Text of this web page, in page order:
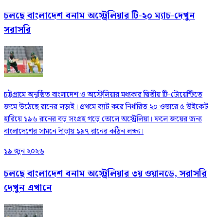
চলছে বাংলাদেশ বনাম অস্ট্রেলিয়ার টি-২০ ম্যাচ-দেখুন
সরাসরি
চট্টগ্রামে অনুষ্ঠিত বাংলাদেশ ও অস্ট্রেলিয়ার মধ্যকার দ্বিতীয় টি-টোয়েন্টিতে
জমে উঠেছে রানের লড়াই। প্রথমে ব্যাট করে নির্ধারিত ২০ ওভারে ৫ উইকেট
হারিয়ে ১৯৬ রানের বড় সংগ্রহ গড়ে তোলে অস্ট্রেলিয়া। ফলে জয়ের জন্য
বাংলাদেশের সামনে দাঁড়ায় ১৯৭ রানের কঠিন লক্ষ্য।
১৯ জুন ২০২৬
চলছে বাংলাদেশ বনাম অস্ট্রেলিয়ার ৩য় ওয়ানডে, সরাসরি
দেখুন এখানে